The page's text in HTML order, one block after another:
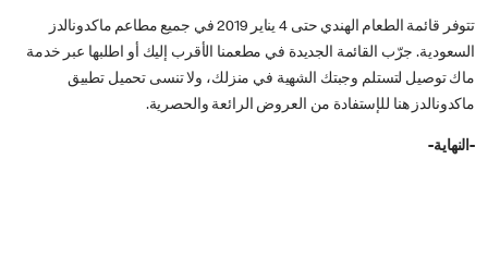
تتوفر قائمة الطعام الهندي حتى 4 يناير 2019 في جميع مطاعم ماكدونالدز
السعودية. جرّب القائمة الجديدة في مطعمنا الأقرب إليك أو اطلبها عبر خدمة
ماك توصيل لتستلم وجبتك الشهية في منزلك، ولا تنسى تحميل تطبيق
ماكدونالدز هنا للإستفادة من العروض الرائعة والحصرية.
-النهاية-